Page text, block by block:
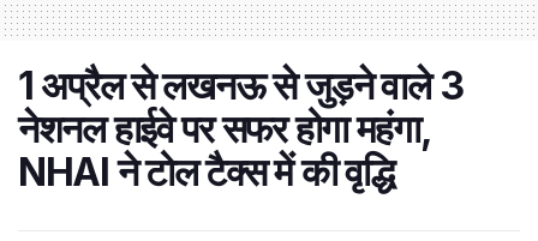
1 अप्रैल से लखनऊ से जुड़ने वाले 3
नेशनल हाईवे पर सफर होगा महंगा,
NHAI ने टोल टैक्स में की वृद्धि